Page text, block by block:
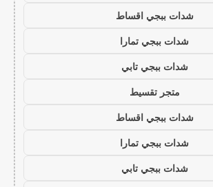
شدات ببجي اقساط
شدات ببجي تمارا
شدات ببجي تابي
متجر تقسيط
شدات ببجي اقساط
شدات ببجي تمارا
شدات ببجي تابي